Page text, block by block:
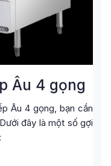
Âu 4 gọng
Âu 4 gọng, bạn cần
đây là một số gợi